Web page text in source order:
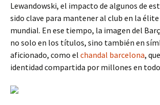
Lewandowski, el impacto de algunos de
sido clave para mantener al club en la
mundial. En ese tiempo, la imagen del
no solo en los títulos, sino también en
aficionado, como el chandal barcelona,
identidad compartida por millones en